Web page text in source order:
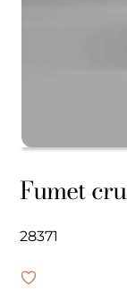
Fumet
28371